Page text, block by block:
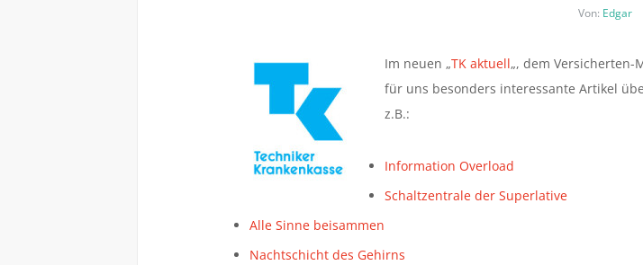
Von: Edgar
Im neuen „TK aktuell„, dem Versicherten-
für uns besonders interessante Artikel
z.B.:
Information Overload
Schaltzentrale der Superlative
Alle Sinne beisammen
Nachtschicht des Gehirns